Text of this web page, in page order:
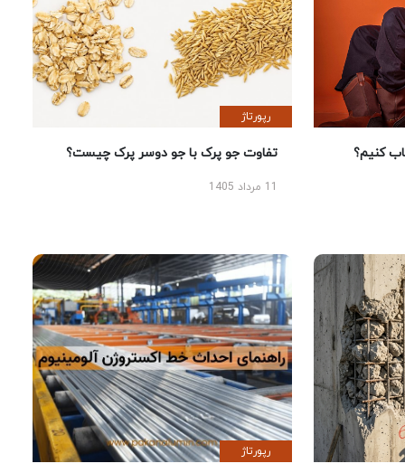
کنیم؟
رپورتاژ
تفاوت جو پرک با جو دوسر پرک چیست؟
رپورتاژ